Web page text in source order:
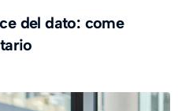
del dato: come